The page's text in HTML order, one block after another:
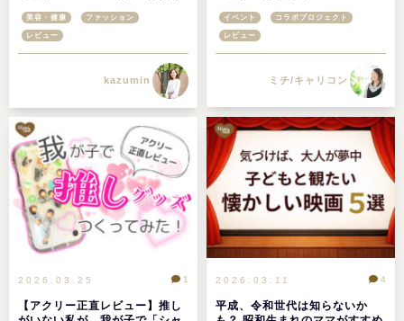
美容・健康 ファッション
レビュー
kazumin
イベント コラボプロジェクト
レビュー
ミチ/キャリコン
2026.03.25
【アクリー正直レビュー】推し
1 2026.03.11
平成、令和世代は知らないか
4